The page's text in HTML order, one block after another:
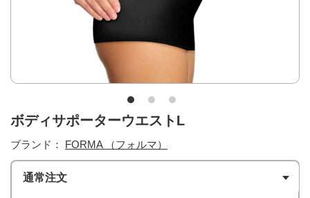
ボディサポーターウエストL
ブランド： FORMA （フォルマ）
通常注文